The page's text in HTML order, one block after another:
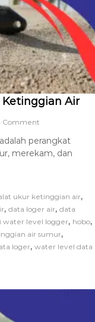
Ketinggian Air
Comment
perangkat
merekam, dan
ukur ketinggian air,
, data loger air, data
water level logger, hobo,
air sumur,
loger, water level data